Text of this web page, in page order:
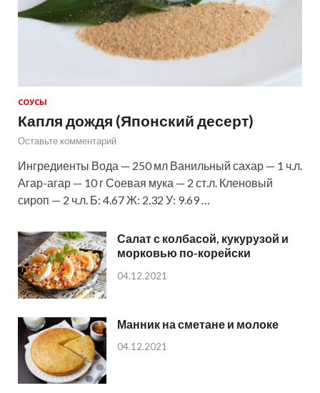
СОУСЫ
Капля дождя (Японский десерт)
Оставьте комментарий
Ингредиенты Вода — 250 мл Ванильный сахар — 1 ч.л.
Агар-агар — 10 г Соевая мука — 2 ст.л. Кленовый
сироп — 2 ч.л. Б: 4.67 Ж: 2.32 У: 9.69 …
Салат с колбасой, кукурузой и
морковью по-корейски
04.12.2021
Манник на сметане и молоке
04.12.2021